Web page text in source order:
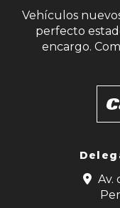
Vehículos
perfecto
encargo.
Av.